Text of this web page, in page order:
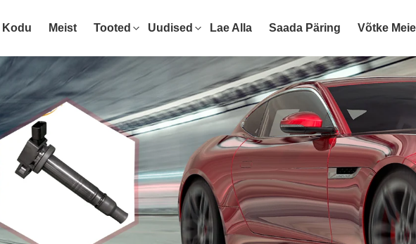
Kodu Meist Tooted Uudised Lae Alla Saada Päring Võtke